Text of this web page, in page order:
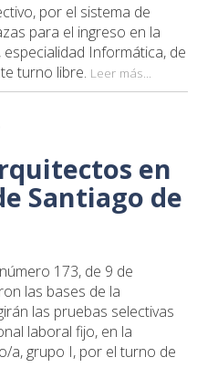
por el sistema de
para el ingreso en la
Informática, de
turno libre. Leer más...
en
Santiago de
173, de 9 de
las bases de la
las pruebas selectivas
laboral fijo, en la
a, grupo I, por el turno de